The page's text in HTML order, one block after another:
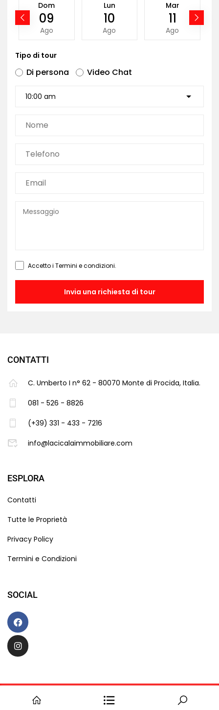
Dom
09
Ago
Lun
10
Ago
Mar
11
Ago
Tipo di tour
Di persona Video Chat
Accetto i Termini e condizioni.
Invia una richiesta di tour
CONTATTI
C. Umberto I n° 62 - 80070 Monte di Procida, Italia.
081 - 526 - 8826
(+39) 331 - 433 - 7216
info@lacicalaimmobiliare.com
ESPLORA
Contatti
Tutte le Proprietà
Privacy Policy
Termini e Condizioni
SOCIAL